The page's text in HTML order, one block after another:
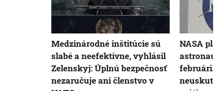
Medzinárodné inštitúcie sú
slabé a neefektívne, vyhlásil
Zelenskyj: Úplnú bezpečnosť
nezaručuje ani členstvo v
NASA
februári.